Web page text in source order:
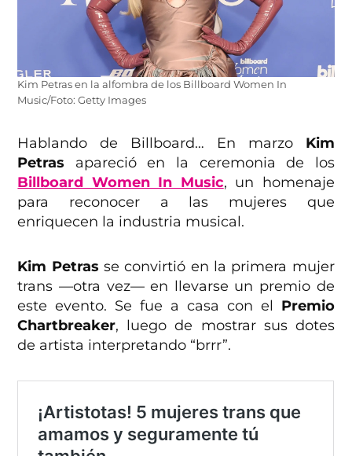
Kim Petras en la alfombra de los Billboard Women In
Music/Foto: Getty Images
Hablando de Billboard… En marzo Kim
Petras apareció en la ceremonia de los
Billboard Women In Music, un homenaje
para reconocer a las mujeres que
enriquecen la industria musical.
Kim Petras se convirtió en la primera mujer
trans —otra vez— en llevarse un premio de
este evento. Se fue a casa con el Premio
Chartbreaker, luego de mostrar sus dotes
de artista interpretando “brrr”.